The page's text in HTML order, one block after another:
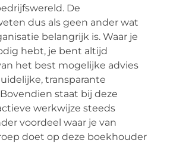
De
dus als geen ander wat
belangrijk is. Waar je
hebt, je bent altijd
het best mogelijke advies
transparante
staat bij deze
werkwijze steeds
voordeel waar je van
doet op deze boekhouder